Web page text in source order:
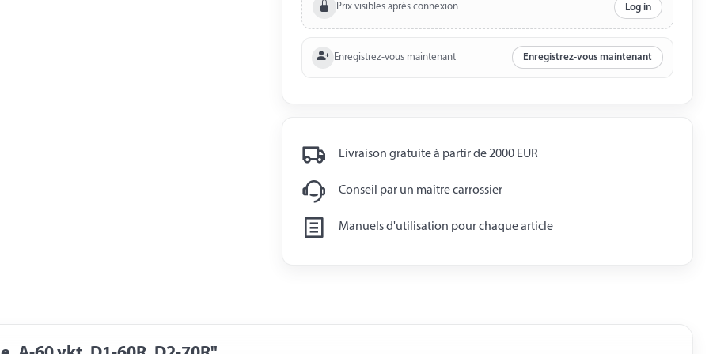
Prix visibles après connexion Log in
Enregistrez-vous maintenant Enregistrez-vous maintenant
Livraison gratuite à partir de 2000 EUR
Conseil par un maître carrossier
Manuels d'utilisation pour chaque article